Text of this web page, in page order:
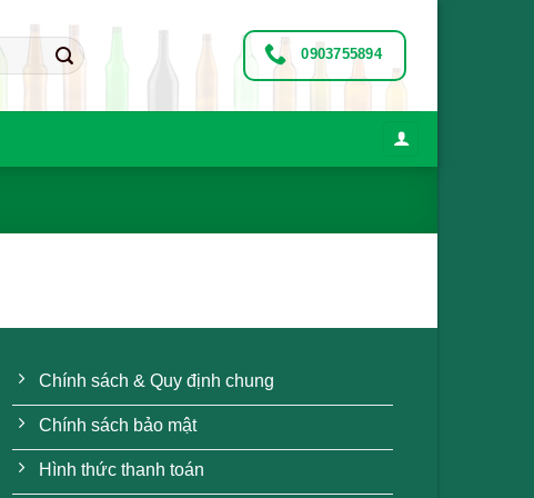
0903755894
Chính sách & Quy định chung
Chính sách bảo mật
Hình thức thanh toán